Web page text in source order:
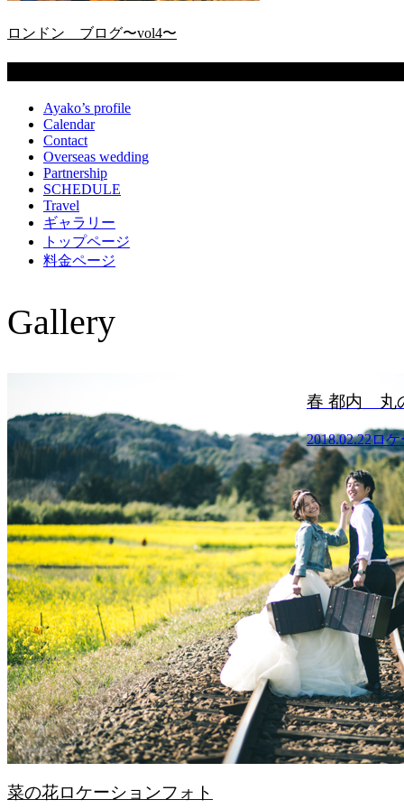
ロンドン ブログ〜vol4〜
Ayako’s profile
Calendar
Contact
Overseas wedding
Partnership
SCHEDULE
Travel
ギャラリー
トップページ
料金ページ
Gallery
2018.02.22ロケーション
名古屋 ロ
2018.02.22ロケ